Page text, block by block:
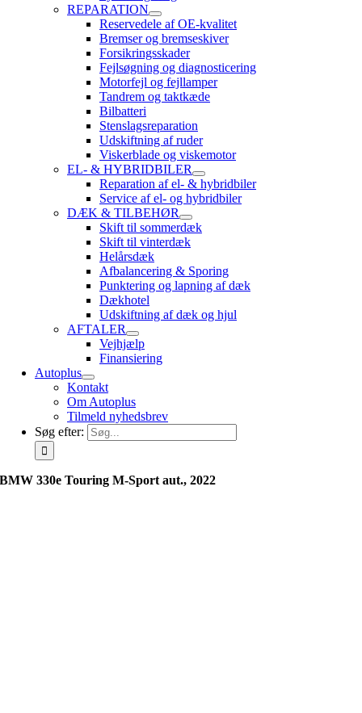
REPARATION
Reservedele af OE-kvalitet
Bremser og bremseskiver
Forsikringsskader
Fejlsøgning og diagnosticering
Motorfejl og fejllamper
Tandrem og taktkæde
Bilbatteri
Stenslagsreparation
Udskiftning af ruder
Viskerblade og viskemotor
EL- & HYBRIDBILER
Reparation af el- & hybridbiler
Service af el- og hybridbiler
DÆK & TILBEHØR
Skift til sommerdæk
Skift til vinterdæk
Helårsdæk
Afbalancering & Sporing
Punktering og lapning af dæk
Dækhotel
Udskiftning af dæk og hjul
AFTALER
Vejhjælp
Finansiering
Autoplus
Kontakt
Om Autoplus
Tilmeld nyhedsbrev
Søg efter:
BMW 330e Touring M-Sport aut., 2022